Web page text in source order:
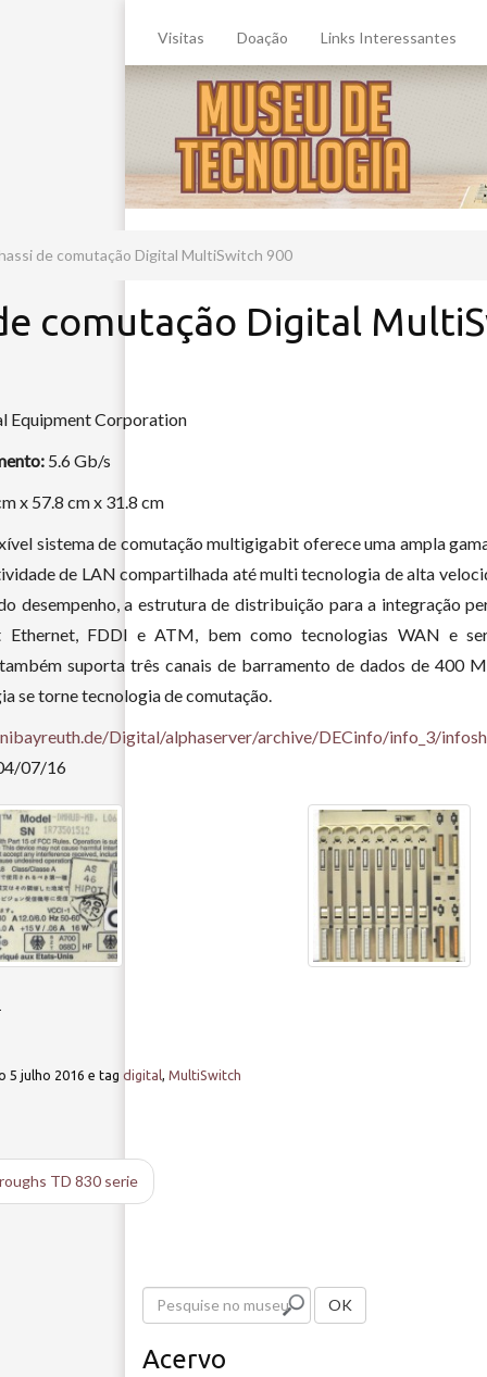
Visitas Doação Links Interessantes
de comutação Digital MultiSwitch 900
comutação Digital
Equipment Corporation
5.6 Gb/s
x 57.8 cm x 31.8 cm
sistema de comutação multigigabit oferece uma ampla
de LAN compartilhada até multi tecnologia de alta
desempenho, a estrutura de distribuição para a integração
Ethernet, FDDI e ATM, bem como tecnologias WAN e
suporta três canais de barramento de dados de 400
se torne tecnologia de comutação.
Digital/alphaserver/archive/DECinfo/info_3/
07/16
5 julho 2016 e tagdigital ,MultiSwitch
TD 830 serie
s
OK
Acervo